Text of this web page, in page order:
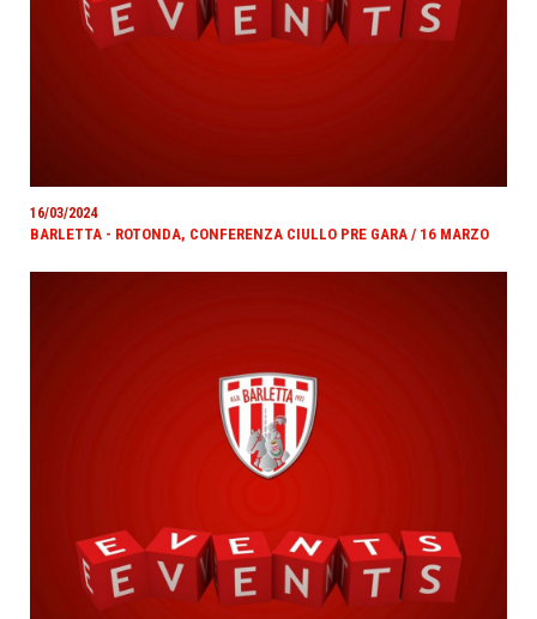
16/03/2024
BARLETTA - ROTONDA, CONFERENZA CIULLO PRE GARA / 16 MARZO